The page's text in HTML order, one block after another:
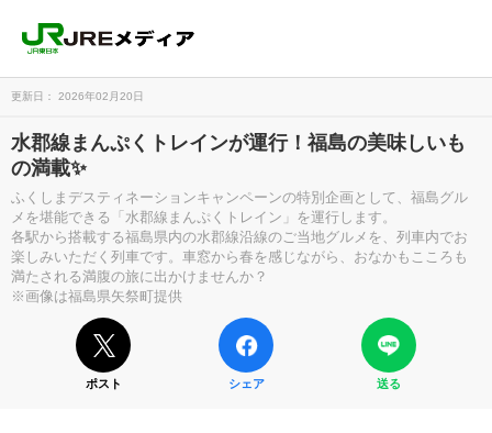
更新日： 2026年02月20日
水郡線まんぷくトレインが運行！福島の美味しいも
の満載✨
ふくしまデスティネーションキャンペーンの特別企画として、福島グル
メを堪能できる「水郡線まんぷくトレイン」を運行します。
各駅から搭載する福島県内の水郡線沿線のご当地グルメを、列車内でお
楽しみいただく列車です。車窓から春を感じながら、おなかもこころも
満たされる満腹の旅に出かけませんか？
※画像は福島県矢祭町提供
ポスト シェア 送る